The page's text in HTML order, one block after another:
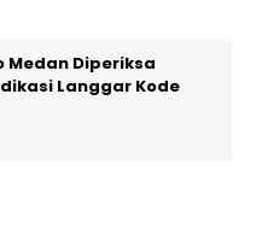
Medan Diperiksa
Langgar Kode